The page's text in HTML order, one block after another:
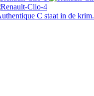
C staat in de krim.